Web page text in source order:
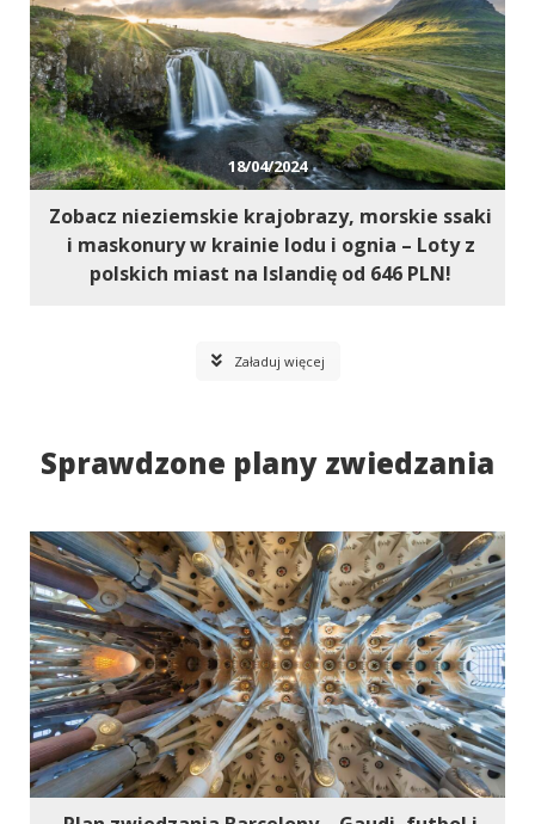
18/04/2024
Zobacz nieziemskie krajobrazy, morskie ssaki
i maskonury w krainie lodu i ognia – Loty z
polskich miast na Islandię od 646 PLN!
Załaduj więcej
Sprawdzone plany zwiedzania